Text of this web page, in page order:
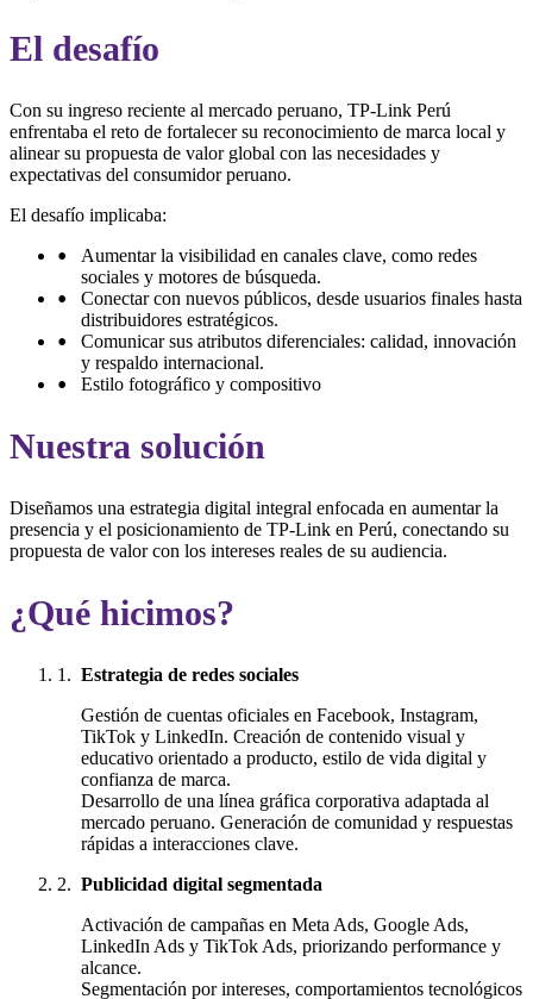
El desafío
Con su ingreso reciente al mercado peruano, TP-Link Perú
enfrentaba el reto de fortalecer su reconocimiento de marca local y
alinear su propuesta de valor global con las necesidades y
expectativas del consumidor peruano.
El desafío implicaba:
Aumentar la visibilidad en canales clave, como redes
sociales y motores de búsqueda.
Conectar con nuevos públicos, desde usuarios finales hasta
distribuidores estratégicos.
Comunicar sus atributos diferenciales: calidad, innovación
y respaldo internacional.
Estilo fotográfico y compositivo
Nuestra solución
Diseñamos una estrategia digital integral enfocada en aumentar la
presencia y el posicionamiento de TP-Link en Perú, conectando su
propuesta de valor con los intereses reales de su audiencia.
¿Qué hicimos?
Estrategia de redes sociales
Gestión de cuentas oficiales en Facebook, Instagram,
TikTok y LinkedIn. Creación de contenido visual y
educativo orientado a producto, estilo de vida digital y
confianza de marca.
Desarrollo de una línea gráfica corporativa adaptada al
mercado peruano. Generación de comunidad y respuestas
rápidas a interacciones clave.
Publicidad digital segmentada
Activación de campañas en Meta Ads, Google Ads,
LinkedIn Ads y TikTok Ads, priorizando performance y
alcance.
Segmentación por intereses, comportamientos tecnológicos